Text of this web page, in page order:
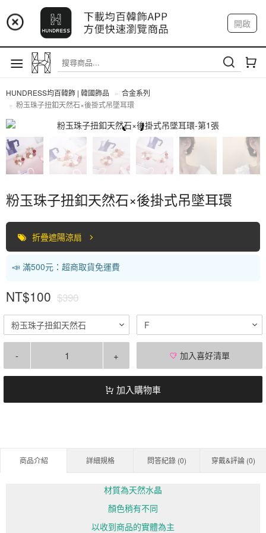
📢 市集預告：9/4-9/6 淡水捷運站
📢 市集預告：9/12-9/13 八里海巡基地
📢 市集預告：8/22-8/23 桃園青埔置地廣場
開啟
註冊 我的帳戶
HUNDRESS均百韓飾 | 韓國飾品
合金系列
粉玉珠子扭釦天然石×後掛式吊墜耳環
合金系列
粉玉珠子扭釦天然石×後掛式吊墜耳環
折疊遮陽涼扇
📣 滿500元：超商取貨免運費
NT$100 $390
粉玉珠子扭釦天然石 F
- + 加入喜好清單
加入購物車
商品介紹 詳細規格 問答紀錄 (0) 穿戴&評論 (0)
材質為天然水晶
顏色稍有不同
以收到商品的實體為主